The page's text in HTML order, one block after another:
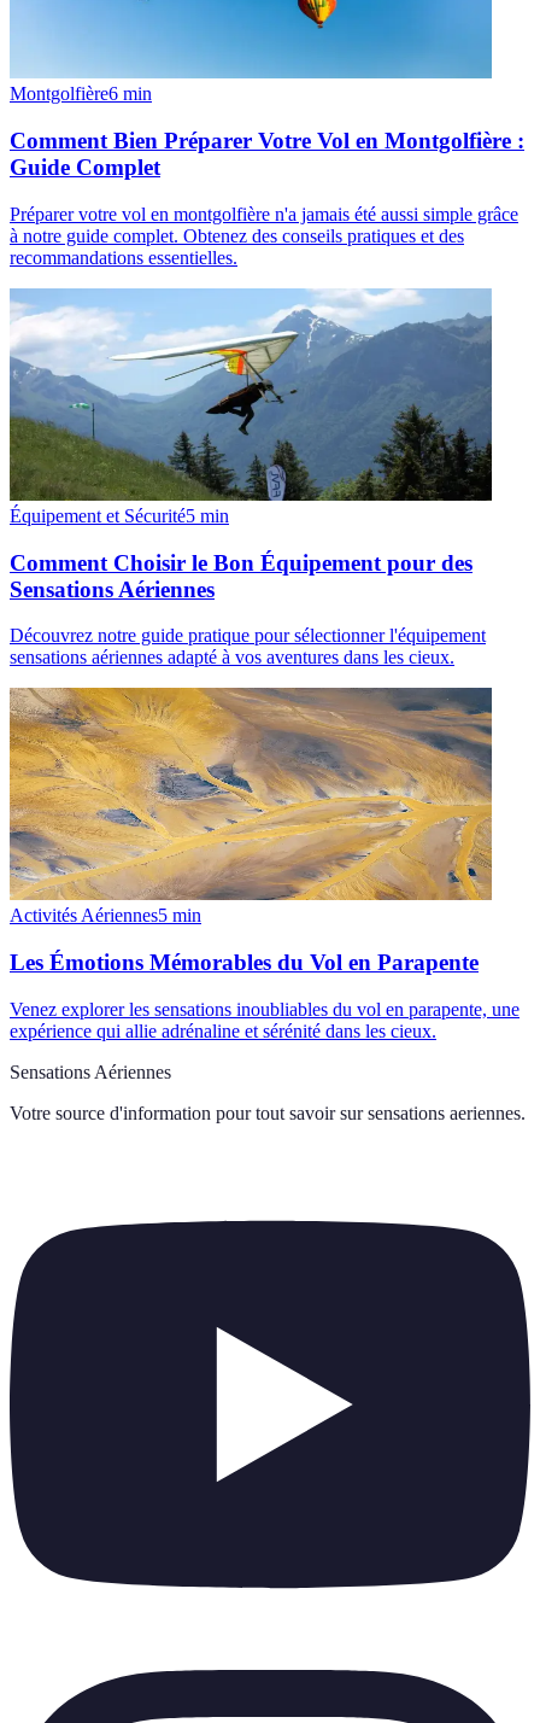
Montgolfière6 min
Comment Bien Préparer Votre Vol en Montgolfière :
Guide Complet
Préparer votre vol en montgolfière n'a jamais été aussi simple grâce
à notre guide complet. Obtenez des conseils pratiques et des
recommandations essentielles.
Équipement et Sécurité5 min
Comment Choisir le Bon Équipement pour des
Sensations Aériennes
Découvrez notre guide pratique pour sélectionner l'équipement
sensations aériennes adapté à vos aventures dans les cieux.
Activités Aériennes5 min
Les Émotions Mémorables du Vol en Parapente
Venez explorer les sensations inoubliables du vol en parapente, une
expérience qui allie adrénaline et sérénité dans les cieux.
Sensations Aériennes
Votre source d'information pour tout savoir sur sensations aeriennes.